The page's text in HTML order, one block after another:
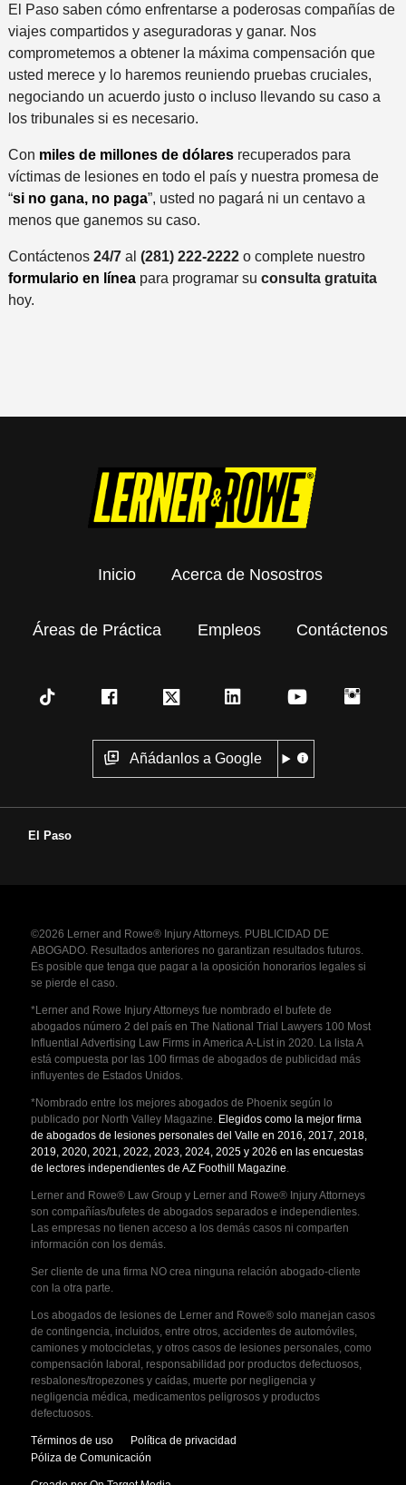
El Paso saben cómo enfrentarse a poderosas compañías de
viajes compartidos y aseguradoras y ganar. Nos
comprometemos a obtener la máxima compensación que
usted merece y lo haremos reuniendo pruebas cruciales,
negociando un acuerdo justo o incluso llevando su caso a
los tribunales si es necesario.
Con miles de millones de dólaresrecuperados para
víctimas de lesiones en todo el país y nuestra promesa de
“si no gana, no paga”, usted no pagará ni un centavo a
menos que ganemos su caso.
Contáctenos24/7 al (281) 222-2222o complete nuestro
formulario en líneapara programar su consulta gratuita
hoy.
Inicio Acerca de Nosostros
Áreas de Práctica Empleos Contáctenos
Añádanlos a Google
El Paso
©2026 Lerner and Rowe® Injury Attorneys. PUBLICIDAD DE
ABOGADO. Resultados anteriores no garantizan resultados futuros.
Es posible que tenga que pagar a la oposición honorarios legales si
se pierde el caso.
*Lerner and Rowe Injury Attorneys fue nombrado el bufete de
abogados número 2 del país en The National Trial Lawyers 100 Most
Influential Advertising Law Firms in America A-List in 2020. La lista A
está compuesta por las 100 firmas de abogados de publicidad más
influyentes de Estados Unidos.
*Nombrado entre los mejores abogados de Phoenix según lo
publicado por North Valley Magazine. Elegidos como la mejor firma
de abogados de lesiones personales del Valle en 2016, 2017, 2018,
2019, 2020, 2021, 2022, 2023, 2024, 2025 y 2026 en las encuestas
de lectores independientes de AZ Foothill Magazine
Lerner and Rowe® Law Group y Lerner and Rowe® Injury Attorneys
son compañías/bufetes de abogados separados e independientes.
Las empresas no tienen acceso a los demás casos ni comparten
información con los demás.
Ser cliente de una firma NO crea ninguna relación abogado-cliente
con la otra parte.
Los abogados de lesiones de Lerner and Rowe® solo manejan casos
de contingencia, incluidos, entre otros, accidentes de automóviles,
camiones y motocicletas, y otros casos de lesiones personales, como
compensación laboral, responsabilidad por productos defectuosos,
resbalones/tropezones y caídas, muerte por negligencia y
negligencia médica, medicamentos peligrosos y productos
defectuosos.
Términos de uso
Política de privacidad
Póliza de Comunicación